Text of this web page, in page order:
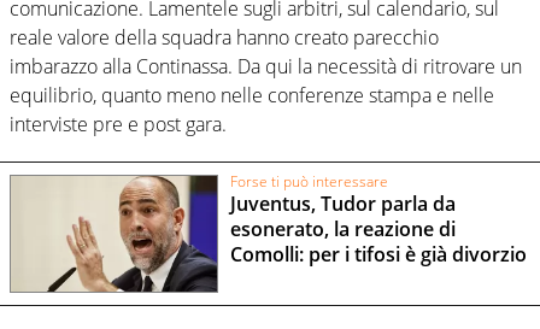
comunicazione. Lamentele sugli arbitri, sul calendario, sul
reale valore della squadra hanno creato parecchio
imbarazzo alla Continassa. Da qui la necessità di ritrovare un
equilibrio, quanto meno nelle conferenze stampa e nelle
interviste pre e post gara.
Forse ti può interessare
Juventus, Tudor parla da
esonerato, la reazione di
Comolli: per i tifosi è già divorzio